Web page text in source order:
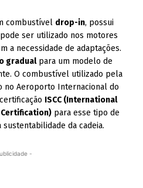
combustível drop-in, possui
ser utilizado nos motores
a necessidade de adaptações.
gradualpara um modelo de
O combustível utilizado pela
no Aeroporto Internacional do
ISCC (International
para esse tipo de
da cadeia.
-